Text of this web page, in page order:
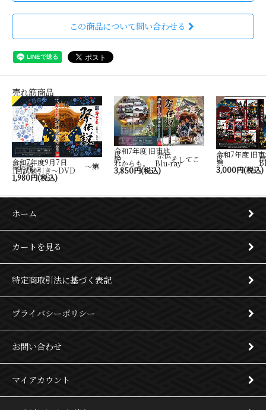
この商品について問い合わせる
売れ筋商品
令和7年度9月7日
祭伝説 ～第
1回試験引き～DVD
1,980円(税込)
令和7年度 旧市地
区 祭伝
説 そしてこ
れからも。 Blu-ray
3,850円(税込)
令和7年度 旧
区 岸
祭
3,000円(税込)
ホーム
カートを見る
特定商取引法に基づく表記
プライバシーポリシー
お問い合わせ
マイアカウント